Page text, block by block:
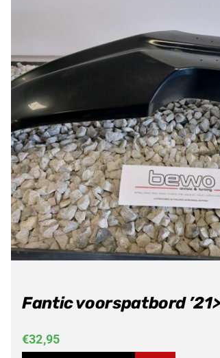
Fantic voorspatbord
€32,95